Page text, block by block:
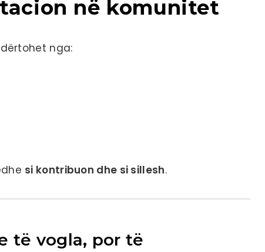
në komunitet
nga:
si kontribuon dhe si sillesh.
të vogla, por të